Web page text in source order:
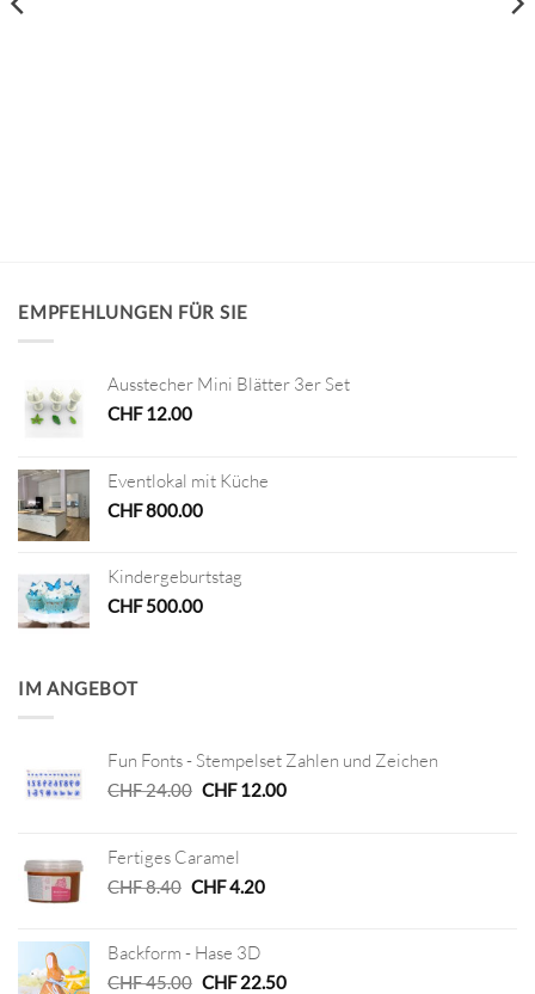
EMPFEHLUNGEN FÜR SIE
Ausstecher Mini Blätter 3er Set
CHF12.00
Eventlokal mit Küche
CHF800.00
Kindergeburtstag
CHF500.00
IM ANGEBOT
Fun Fonts - Stempelset Zahlen und Zeichen
CHF24.00 Ursprünglicher
CHF 24.00
CHF12.00Aktueller
Fertiges Caramel
CHF8.40 Ursprünglicher
CHF 8.40
CHF4.20Aktueller
Backform - Hase 3D
CHF45.00 Ursprünglicher
CHF22.50Aktueller